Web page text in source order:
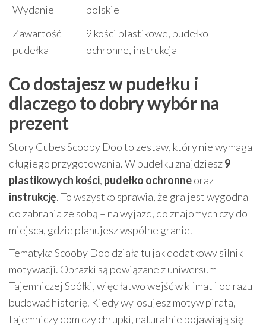
Wydanie
polskie
Zawartość
pudełka
9 kości plastikowe, pudełko
ochronne, instrukcja
Co dostajesz w pudełku i
dlaczego to dobry wybór na
prezent
Story Cubes Scooby Doo to zestaw, który nie wymaga
długiego przygotowania. W pudełku znajdziesz9
plastikowych kości, pudełko ochronneoraz
instrukcję. To wszystko sprawia, że gra jest wygodna
do zabrania ze sobą – na wyjazd, do znajomych czy do
miejsca, gdzie planujesz wspólne granie.
Tematyka Scooby Doo działa tu jak dodatkowy silnik
motywacji. Obrazki są powiązane z uniwersum
Tajemniczej Spółki, więc łatwo wejść w klimat i od razu
budować historię. Kiedy wylosujesz motyw pirata,
tajemniczy dom czy chrupki, naturalnie pojawiają się